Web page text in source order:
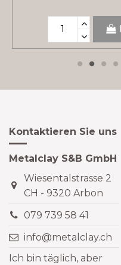
Kontaktieren Sie uns
Metalclay S&B GmbH
Wiesentalstrasse 2
CH - 9320 Arbon
079 739 58 41
info@metalclay.ch
Ich bin täglich, aber